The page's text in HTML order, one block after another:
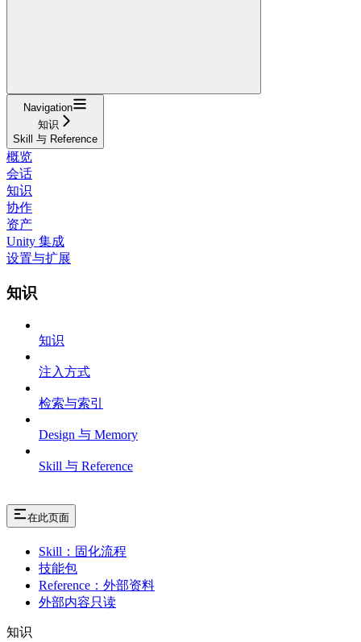
Navigation
知识
Skill 与 Reference
概览
会话
知识
协作
资产
Unity 集成
设置与扩展
知识
知识
注入方式
检索与索引
Design 与 Memory
Skill 与 Reference
在此页面
Skill：固化流程
技能包
Reference：外部资料
外部内容只读
知识